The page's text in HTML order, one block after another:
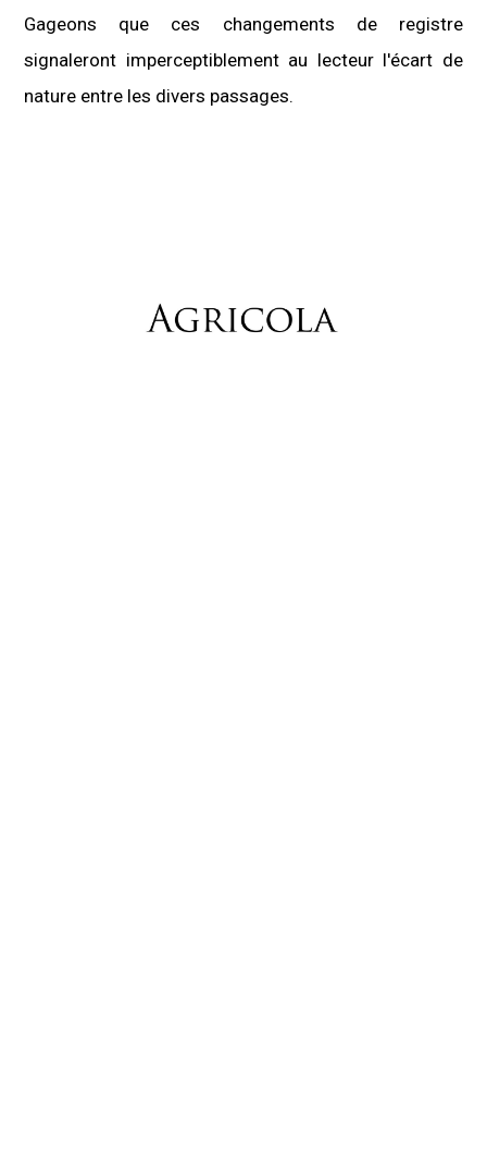
Gageons que ces changements de registre
signaleront imperceptiblement au lecteur l'écart de
nature entre les divers passages.